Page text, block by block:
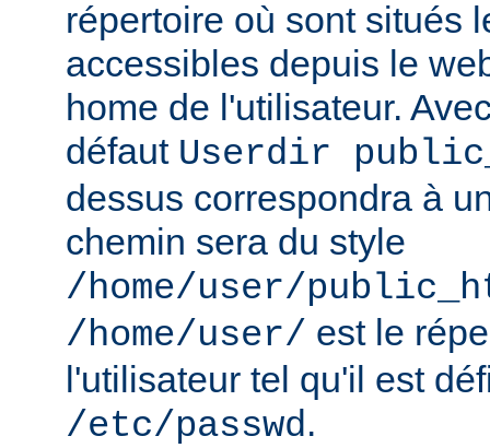
répertoire où sont situés
accessibles depuis le
home de l'utilisateur.
défaut Userdir
dessus correspondra à
chemin sera du style
/home/user/
/home/user/ est le
l'utilisateur tel qu'il est
/etc/passwd.